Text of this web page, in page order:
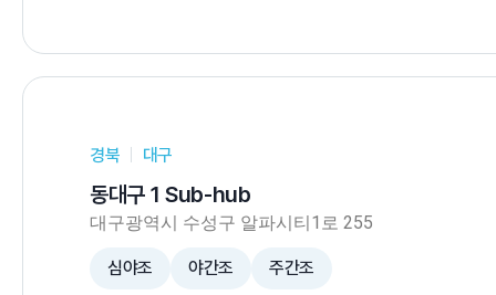
경북 대구
동대구 1 Sub-hub
대구광역시 수성구 알파시티1로 255
심야조 야간조 주간조